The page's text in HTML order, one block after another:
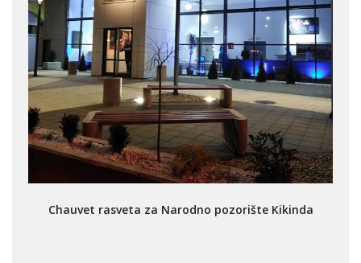
Chauvet rasveta za Narodno pozorište Kikinda